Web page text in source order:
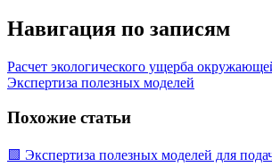
Навигация по записям
Расчет экологического ущерба
Экспертиза полезных моделей
Похожие статьи
🟩 Экспертиза полезных моделей для